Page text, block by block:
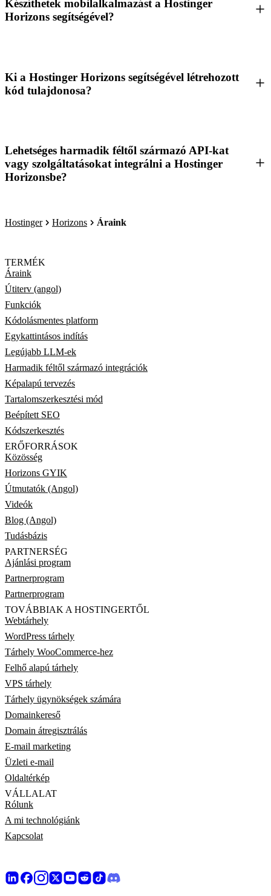
Készíthetek mobilalkalmazást a Hostinger
Horizons segítségével?
Ki a Hostinger Horizons segítségével létrehozott
kód tulajdonosa?
Lehetséges harmadik féltől származó API-kat
vagy szolgáltatásokat integrálni a Hostinger
Horizonsbe?
Hostinger Horizons Áraink
TERMÉK
Áraink
Útiterv (angol)
Funkciók
Kódolásmentes platform
Egykattintásos indítás
Legújabb LLM-ek
Harmadik féltől származó integrációk
Képalapú tervezés
Tartalomszerkesztési mód
Beépített SEO
Kódszerkesztés
ERŐFORRÁSOK
Közösség
Horizons GYIK
Útmutatók (Angol)
Videók
Blog (Angol)
Tudásbázis
PARTNERSÉG
Ajánlási program
Partnerprogram
Partnerprogram
TOVÁBBIAK A HOSTINGERTŐL
Webtárhely
WordPress tárhely
Tárhely WooCommerce-hez
Felhő alapú tárhely
VPS tárhely
Tárhely ügynökségek számára
Domainkereső
Domain átregisztrálás
E-mail marketing
Üzleti e-mail
Oldaltérkép
VÁLLALAT
Rólunk
A mi technológiánk
Kapcsolat